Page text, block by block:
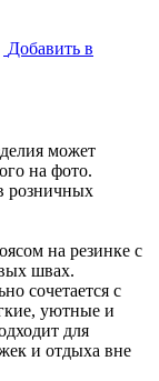
Добавить в
может
на фото.
розничных
на резинке с
швах.
сочетается с
уютные и
для
и отдыха вне